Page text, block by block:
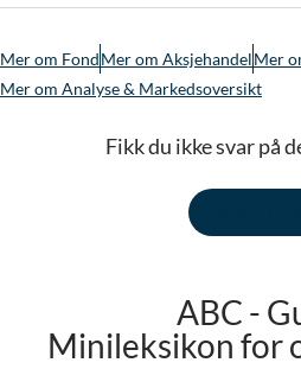
Mer om FondMer om AksjehandelMer
Mer om Analyse & Markedsoversikt
Fikk du ikke svar på
ABC -
Minileksikon for